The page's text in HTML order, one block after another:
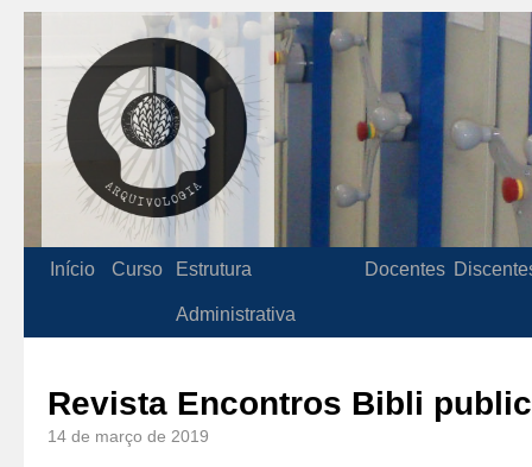
Início Curso Estrutura
Administrativa
Docentes
Revista Encontros Bibli
14 de março de 2019